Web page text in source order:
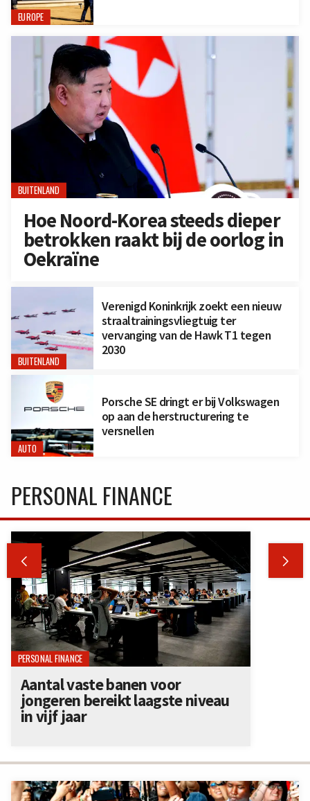
EUROPE
BUITENLAND
Hoe Noord-Korea steeds dieper
betrokken raakt bij de oorlog in
Oekraïne
BUITENLAND
Verenigd Koninkrijk zoekt een nieuw
straaltrainingsvliegtuig ter
vervanging van de Hawk T1 tegen
2030
AUTO
Porsche SE dringt er bij Volkswagen
op aan de herstructurering te
versnellen
PERSONAL FINANCE
 
PERSONAL FINANCE
Aantal vaste banen voor
jongeren bereikt laagste niveau
in vijf jaar